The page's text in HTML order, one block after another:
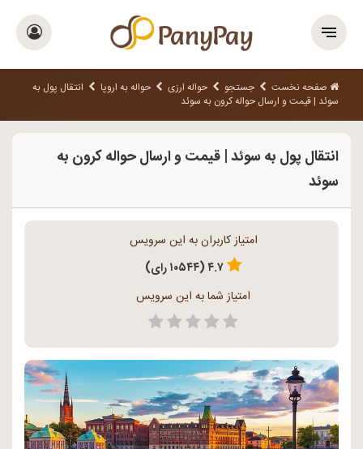
صفحه نخست جستجو حواله ارزی حواله به اروپا
انتقال پول به
سوئد | قیمت و ارسال حواله کرون به سوئد
انتقال پول به سوئد | قیمت و ارسال حواله کرون به
سوئد
امتیاز کاربران به این سرویس
۴.۷ (۱۰۵۴۴ رای)
امتیاز شما به این سرویس